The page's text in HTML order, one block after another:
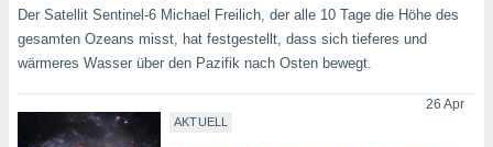
Der Satellit Sentinel-6 Michael Freilich, der alle 10 Tage die Höhe des
gesamten Ozeans misst, hat festgestellt, dass sich tieferes und
wärmeres Wasser über den Pazifik nach Osten bewegt.
AKTUELL
26 Apr